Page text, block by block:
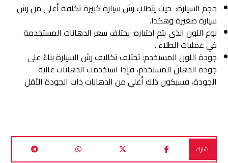
حجم السيارة: حيث يتطلب رش سيارة كبيرة تكلفة أعلى من رش
سيارة صغيرة وهكذا.
نوع اللون الذي يتم اختياره: يختلف سعر الدهانات المستخدمة
في عمليات الطلاء .
جودة اللون المستخدم: تختلف تكاليف رش السيارة بناءً على
جودة الدهان المستخدم، فإذا استخدمت الدهانات عالية
الجودة، فسيكون ذلك أغلى من الدهانات ذات الجودة الأقل